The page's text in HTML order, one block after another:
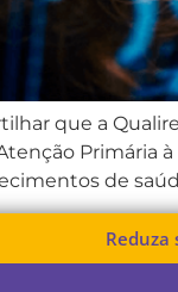
que a
Primária
de